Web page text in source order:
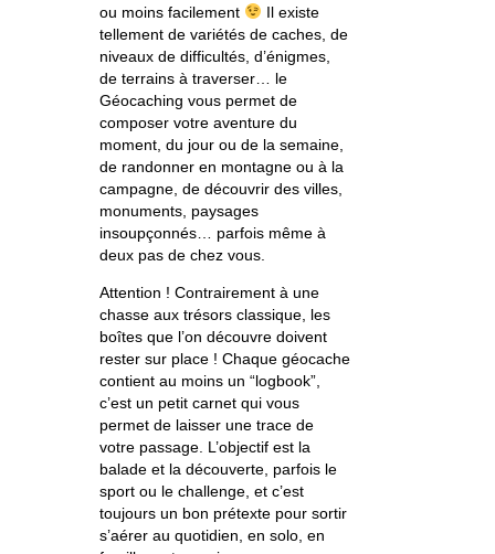
ou moins facilement
Il existe
tellement de variétés de caches, de
niveaux de difficultés, d’énigmes,
de terrains à traverser… le
Géocaching vous permet de
composer votre aventure du
moment, du jour ou de la semaine,
de randonner en montagne ou à la
campagne, de découvrir des villes,
monuments, paysages
insoupçonnés… parfois même à
deux pas de chez vous.
Attention ! Contrairement à une
chasse aux trésors classique, les
boîtes que l’on découvre doivent
rester sur place ! Chaque géocache
contient au moins un “logbook”,
c’est un petit carnet qui vous
permet de laisser une trace de
votre passage. L’objectif est la
balade et la découverte, parfois le
sport ou le challenge, et c’est
toujours un bon prétexte pour sortir
s’aérer au quotidien, en solo, en